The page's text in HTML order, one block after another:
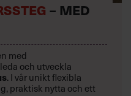
– MED
med
och utveckla
. I vår unikt flexibla
praktisk nytta och ett